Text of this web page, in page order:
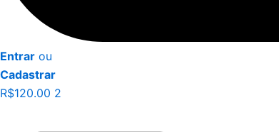
Entrar ou
Cadastrar
R$120.00 2